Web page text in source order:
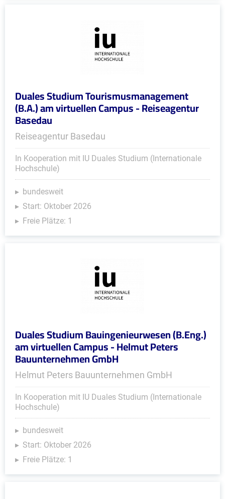
Duales Studium Tourismusmanagement
(B.A.) am virtuellen Campus - Reiseagentur
Basedau
Reiseagentur Basedau
In Kooperation mit IU Duales Studium (Internationale
Hochschule)
bundesweit
Start: Oktober 2026
Freie Plätze: 1
Duales Studium Bauingenieurwesen (B.Eng.)
am virtuellen Campus - Helmut Peters
Bauunternehmen GmbH
Helmut Peters Bauunternehmen GmbH
In Kooperation mit IU Duales Studium (Internationale
Hochschule)
bundesweit
Start: Oktober 2026
Freie Plätze: 1